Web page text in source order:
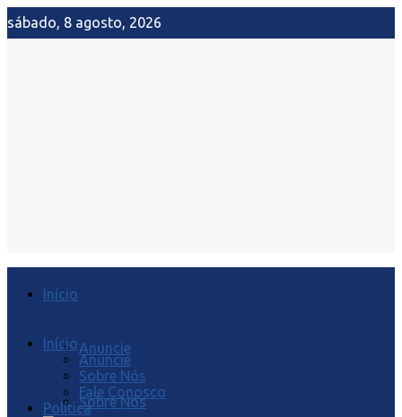
sábado, 8 agosto, 2026
Início
Anuncie
Sobre Nós
Início
Anuncie
Sobre Nós
Fale Conosco
Política